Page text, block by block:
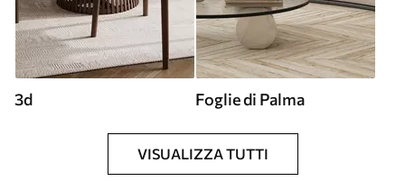
3d Foglie di Palma
VISUALIZZA TUTTI